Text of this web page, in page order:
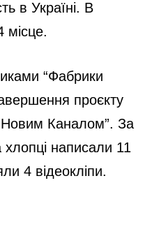
в Україні. В
місце.
“Фабрики
проєкту
Каналом”. За
хлопці написали 11
4 відеокліпи.